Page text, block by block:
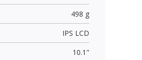
498 g
IPS LCD
10.1"